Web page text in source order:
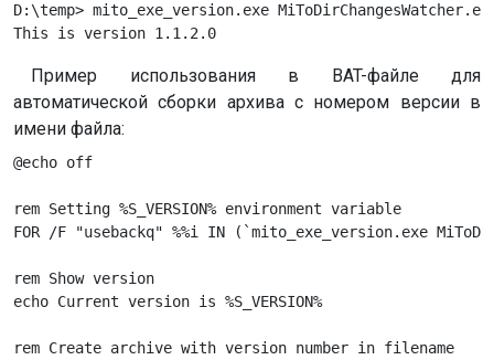
D:\temp> mito_exe_version.exe
This is version 1.1.2.0
Пример использования в BAT-файле для
автоматической сборки архива с номером версии в
имени файла:
@echo off
rem Setting %S_VERSION% environment variable
FOR /F "usebackq" %%i IN (`mito_exe_version.exe
rem Show version
echo Current version is %S_VERSION%
rem Create archive with version number in filename